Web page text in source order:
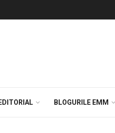
EDITORIAL BLOGURILE EMM